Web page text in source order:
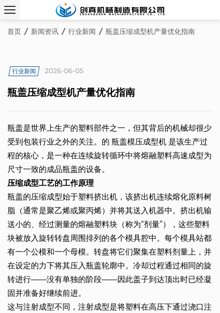
首页 / 新闻资讯 / 行业新闻 / 瓶盖压缩成型机产量优化指南
行业新闻 2026-06-05
瓶盖压缩成型机产量优化指南
瓶盖是世界上生产的塑料部件之一，但其背后的机械却很少
受到包装行业之外的关注。的 瓶盖模压成型机 是该生产过
程的核心，是一种在连续旋转循环中将熔融塑料高速成型为
尺寸一致的成品瓶盖的设备。
压缩成型工艺的工作原理
瓶盖的压缩成型始于塑料挤出机，该挤出机连续熔化原料树
脂（通常是聚乙烯或聚丙烯）并将其送入机器中。挤出机输
送小的、经过测量的熔融塑料块（称为“剂量”），这些塑料
块被放入旋转转盘周围排列的各个模具腔中。每个模具站都
有一个公模和一个母模。转盘将它们聚集在塑料剂量上，并
在设定的力下将其压入瓶盖轮廓中。冷却过程通过相同的旋
转进行——没有单独的阶段——因此盖子到达顶出时已经凝
固并准备好继续前进。
这与注射成型不同，注射成型是将塑料在高压下通过浇口注